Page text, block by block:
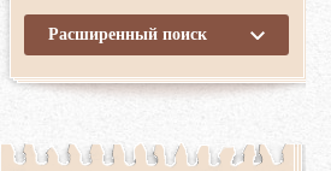
Расширенный поиск